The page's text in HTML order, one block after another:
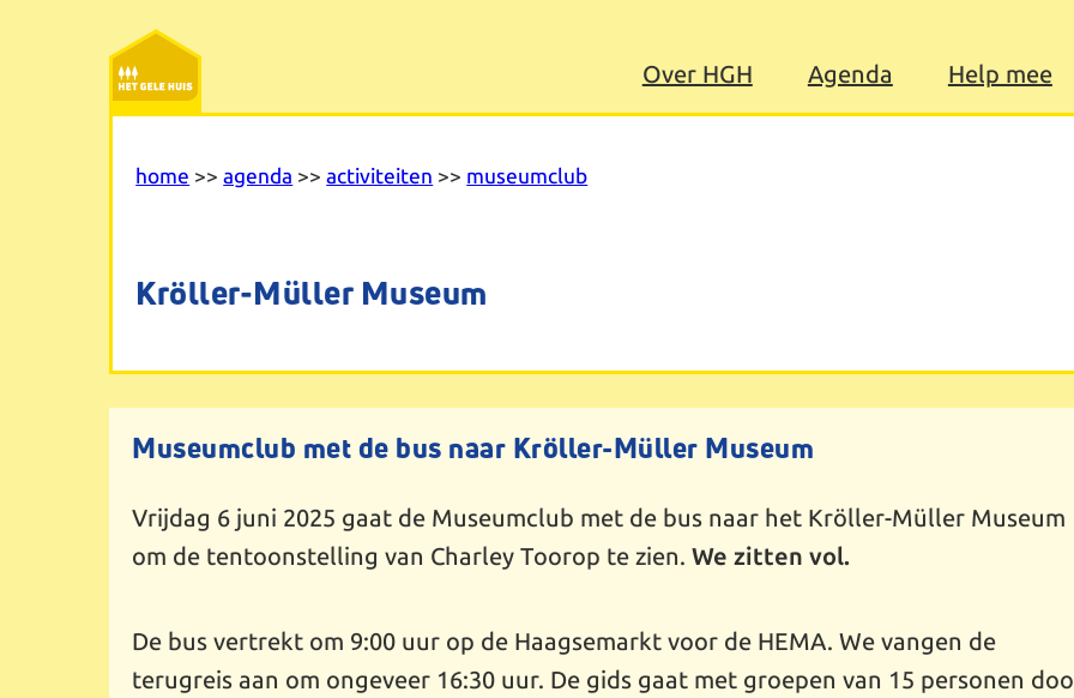
Over HGH Agenda Help mee
home >>agenda >>activiteiten >> museumclub
Kröller-Müller Museum
Museumclub met de bus naar Kröller-Müller Museum
Vrijdag 6 juni 2025 gaat de Museumclub met de bus naar het Kröller-Müller Museum
om de tentoonstelling van Charley Toorop te zien.We zitten vol.
De bus vertrekt om 9:00 uur op de Haagsemarkt voor de HEMA. We vangen de
terugreis aan om ongeveer 16:30 uur. De gids gaat met groepen van 15 personen